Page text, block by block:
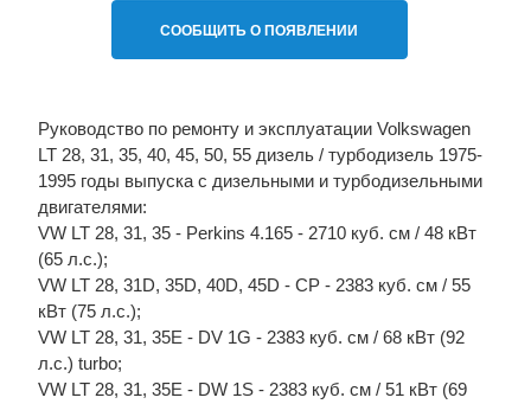
СООБЩИТЬ О ПОЯВЛЕНИИ
Руководство по ремонту и эксплуатации Volkswagen
LT 28, 31, 35, 40, 45, 50, 55 дизель / турбодизель 1975-
1995 годы выпуска с дизельными и турбодизельными
двигателями:
VW LT 28, 31, 35 - Perkins 4.165 - 2710 куб. см / 48 кВт
(65 л.с.);
VW LT 28, 31D, 35D, 40D, 45D - CP - 2383 куб. см / 55
кВт (75 л.с.);
VW LT 28, 31, 35E - DV 1G - 2383 куб. см / 68 кВт (92
л.с.) turbo;
VW LT 28, 31, 35E - DW 1S - 2383 куб. см / 51 кВт (69